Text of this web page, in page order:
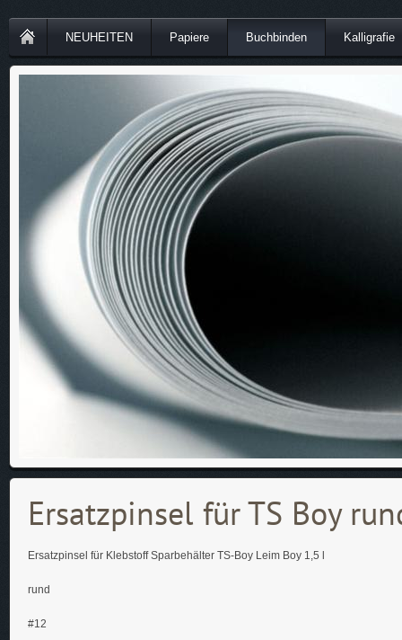
NEUHEITEN Papiere Buchbinden Kalligrafie
Ersatzpinsel für TS Boy
Ersatzpinsel für Klebstoff Sparbehälter TS-Boy Leim Boy 1,5 l
rund
#12